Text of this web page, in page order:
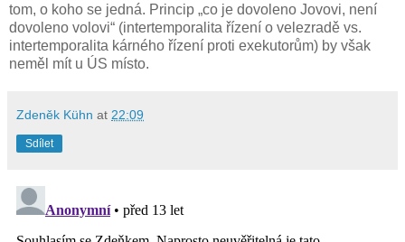
tom, o koho se jedná. Princip „co je dovoleno Jovovi, není
dovoleno volovi“ (intertemporalita řízení o velezradě vs.
intertemporalita kárného řízení proti exekutorům) by však
neměl mít u ÚS místo.
Zdeněk Kühn at 22:09
Sdílet